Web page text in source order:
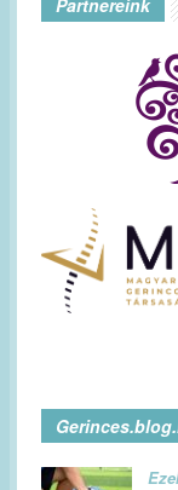
Partnereink